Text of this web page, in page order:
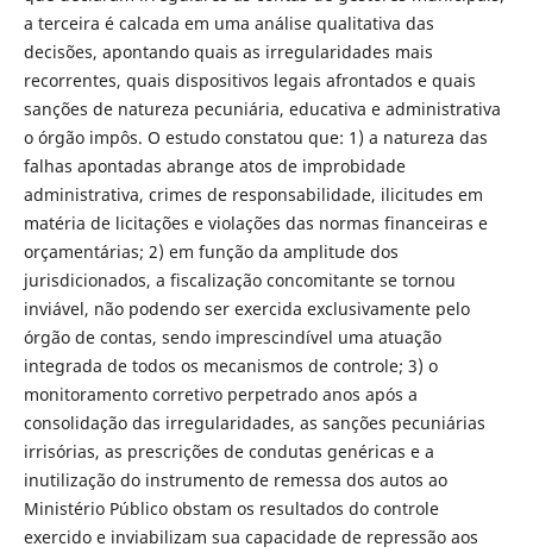
a terceira é calcada em uma análise qualitativa das
decisões, apontando quais as irregularidades mais
recorrentes, quais dispositivos legais afrontados e quais
sanções de natureza pecuniária, educativa e administrativa
o órgão impôs. O estudo constatou que: 1) a natureza das
falhas apontadas abrange atos de improbidade
administrativa, crimes de responsabilidade, ilicitudes em
matéria de licitações e violações das normas financeiras e
orçamentárias; 2) em função da amplitude dos
jurisdicionados, a fiscalização concomitante se tornou
inviável, não podendo ser exercida exclusivamente pelo
órgão de contas, sendo imprescindível uma atuação
integrada de todos os mecanismos de controle; 3) o
monitoramento corretivo perpetrado anos após a
consolidação das irregularidades, as sanções pecuniárias
irrisórias, as prescrições de condutas genéricas e a
inutilização do instrumento de remessa dos autos ao
Ministério Público obstam os resultados do controle
exercido e inviabilizam sua capacidade de repressão aos